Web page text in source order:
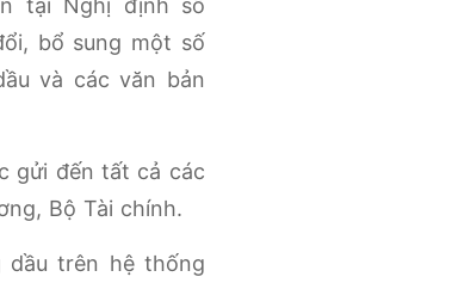
tại Nghị định số
bổ sung một số
và các văn bản
gửi đến tất cả các
Bộ Tài chính.
dầu trên hệ thống